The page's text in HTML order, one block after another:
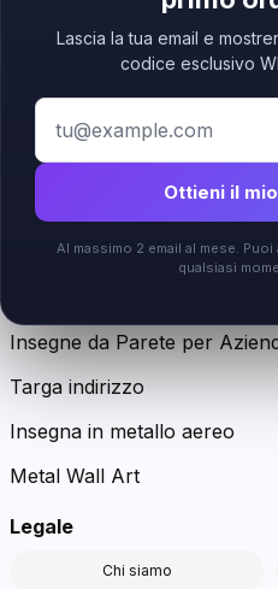
Lascia la tua email e
codice esclusivo
Ottieni il
Al massimo 2 email al mese.
qualsiasi
Insegne logo business
personalizzate per brand
Shop
Insegne da Parete per
Targa indirizzo
Insegna in metallo aereo
Metal Wall Art
Legale
Chi siamo